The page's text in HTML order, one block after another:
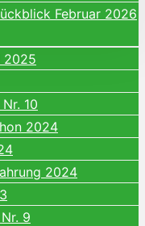
Februar 2026
2025
10
2024
2024
9